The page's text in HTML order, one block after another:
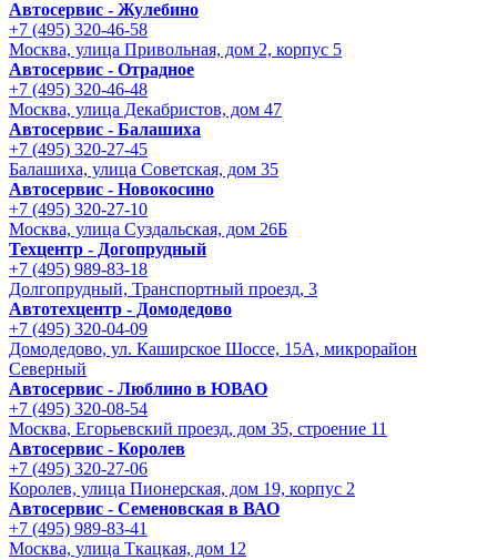
Автосервис - Жулебино
+7 (495) 320-46-58
Москва, улица Привольная, дом 2, корпус 5
Автосервис - Отрадное
+7 (495) 320-46-48
Москва, улица Декабристов, дом 47
Автосервис - Балашиха
+7 (495) 320-27-45
Балашиха, улица Советская, дом 35
Автосервис - Новокосино
+7 (495) 320-27-10
Москва, улица Суздальская, дом 26Б
Техцентр - Догопрудный
+7 (495) 989-83-18
Долгопрудный, Транспортный проезд, 3
Автотехцентр - Домодедово
+7 (495) 320-04-09
Домодедово, ул. Каширское Шоссе, 15А, микрорайон
Северный
Автосервис - Люблино в ЮВАО
+7 (495) 320-08-54
Москва, Егорьевский проезд, дом 35, строение 11
Автосервис - Королев
+7 (495) 320-27-06
Королев, улица Пионерская, дом 19, корпус 2
Автосервис - Семеновская в ВАО
+7 (495) 989-83-41
Москва, улица Ткацкая, дом 12